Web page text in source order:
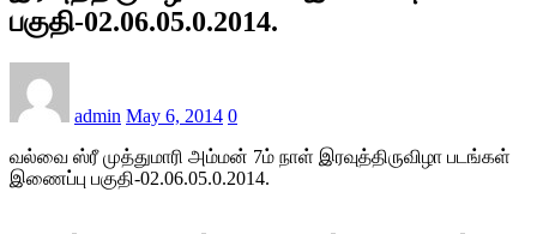
பகுதி-02.06.05.0.2014.
admin May 6, 2014 0
வல்வை ஸ்ரீ முத்துமாரி அம்மன் 7ம் நாள் இரவுத்திருவிழா படங்கள்
இணைப்பு பகுதி-02.06.05.0.2014.